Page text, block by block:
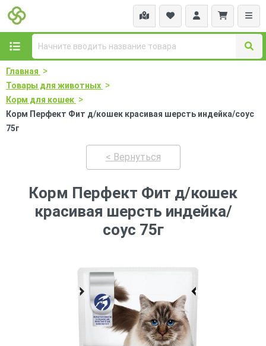
Главная >
Товары для животных >
Корм для кошек >
Корм Перфект Фит д/кошек красивая шерсть индейка/соус
75г
< Вернуться
Корм Перфект Фит д/кошек
красивая шерсть индейка/
соус 75г